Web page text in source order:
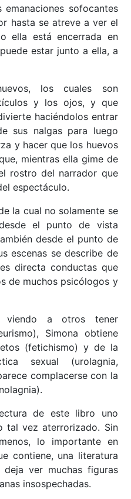
sofocantes
hasta se atreve a ver el
ella está encerrada en
estar junto a ella, a
los cuales son
y los ojos, y que
haciéndolos entrar
sus nalgas para luego
y hacer que los huevos
mientras ella gime de
rostro del narrador que
espectáculo.
la cual no solamente se
el punto de vista
desde el punto de
escenas se describe de
directa conductas que
de muchos psicólogos y
viendo a otros tener
Simona obtiene
(fetichismo) y de la
sexual (urolagnia,
complacerse con la
de este libro uno
tal vez aterrorizado. Sin
lo importante en
contiene, una literatura
ver muchas figuras
insospechadas.